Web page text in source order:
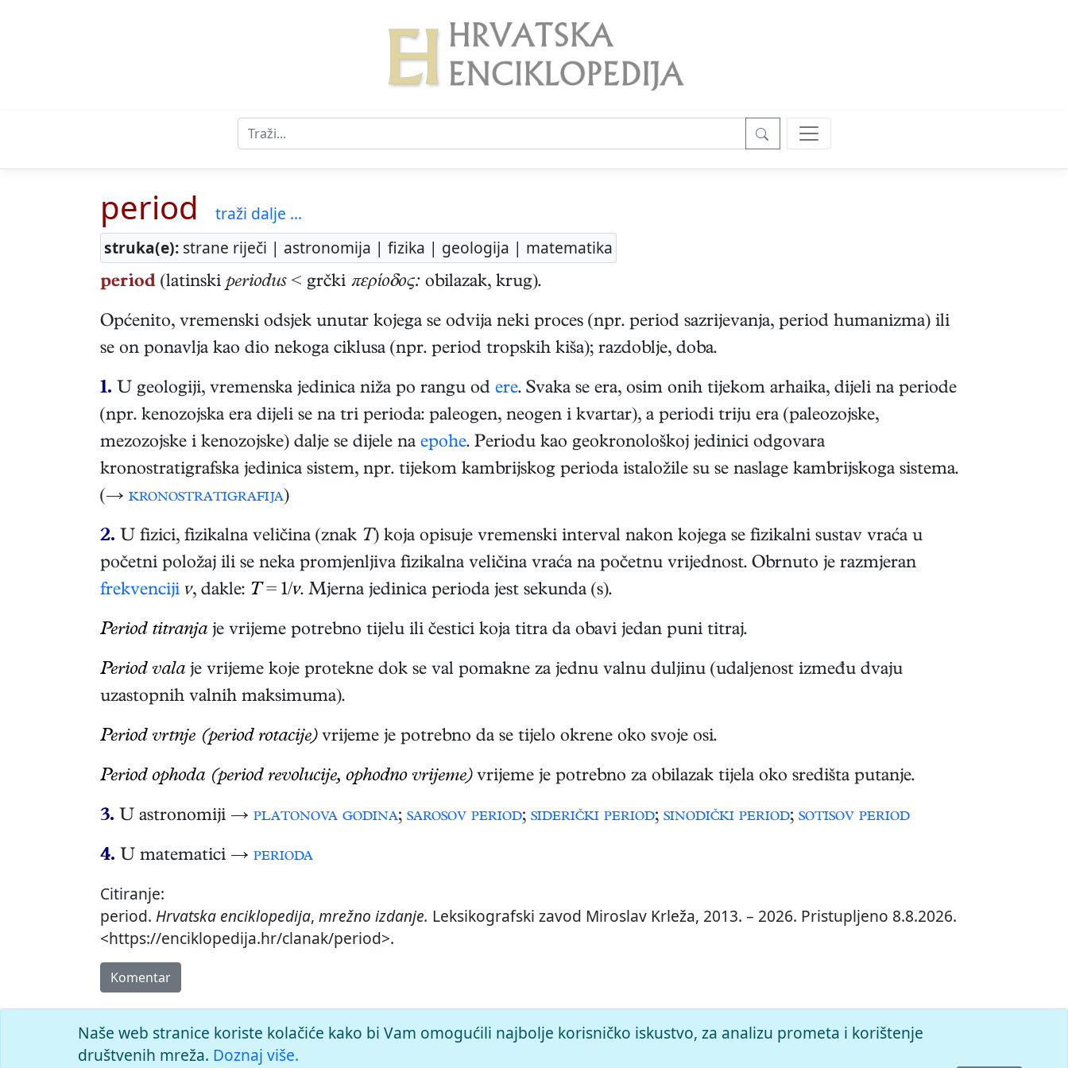
period
traži dalje ...
struka(e): strane riječi | astronomija | fizika | geologija | matematika
period (latinski periodus < grčki περίοδος: obilazak, krug).
Općenito, vremenski odsjek unutar kojega se odvija neki proces (npr. period sazrijevanja, period humanizma) ili
se on ponavlja kao dio nekoga ciklusa (npr. period tropskih kiša); razdoblje, doba.
1. U geologiji, vremenska jedinica niža po rangu od ere. Svaka se era, osim onih tijekom arhaika, dijeli na periode
(npr. kenozojska era dijeli se na tri perioda: paleogen, neogen i kvartar), a periodi triju era (paleozojske,
mezozojske i kenozojske) dalje se dijele na epohe. Periodu kao geokronološkoj jedinici odgovara
kronostratigrafska jedinica sistem, npr. tijekom kambrijskog perioda istaložile su se naslage kambrijskoga sistema.
(→ kronostratigrafija)
2. U fizici, fizikalna veličina (znak T ) koja opisuje vremenski interval nakon kojega se fizikalni sustav vraća u
početni položaj ili se neka promjenljiva fizikalna veličina vraća na početnu vrijednost. Obrnuto je razmjeran
frekvenciji ν, dakle: T = 1/ν. Mjerna jedinica perioda jest sekunda (s).
Period titranja je vrijeme potrebno tijelu ili čestici koja titra da obavi jedan puni titraj.
Period vala je vrijeme koje protekne dok se val pomakne za jednu valnu duljinu (udaljenost između dvaju
uzastopnih valnih maksimuma).
Period vrtnje (period rotacije)vrijeme je potrebno da se tijelo okrene oko svoje osi.
Period ophoda (period revolucije, ophodno vrijeme)vrijeme je potrebno za obilazak tijela oko središta putanje.
3. U astronomiji → platonova godina; sarosov period; siderički period; sinodički period; sotisov period
4. U matematici → perioda
Citiranje:
period. Hrvatska enciklopedija, mrežno izdanje. Leksikografski zavod Miroslav Krleža, 2013. – 2026. Pristupljeno 8.8.2026.
<https://enciklopedija.hr/clanak/period>.
Komentar
Naše web stranice koriste kolačiće kako bi Vam omogućili najbolje korisničko iskustvo, za analizu prometa i korištenje
društvenih mreža. Doznaj više.